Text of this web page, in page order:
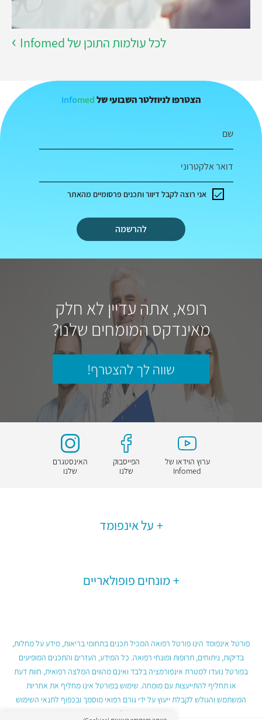
לכל עולמות התוכן של Infomed
הצטרפו לניוזלטר השבועי של Infomed
שם
דואר אלקטרוני
להרשמה
אני רוצה לקבל דיוור ותכנים פרסומיים מהאתר
רופא, אתה עדיין לא חלק
מאינדקס המומחים שלנו?
שווה לך להצטרף!
ערוץ הוידאו של
Infomed
הפייסבוק
שלנו
האינסטגרם
שלנו
על אינפומד
מונחים פופולאריים
פורטל אינפומד הינו פורטל רפואה המכיל תכנים בתחומי בריאות, מידע על מחלות,
בדיקות, ניתוחים, תרופות ומונחי רפואה. כל המידע, העזרים והתכנים המופיעים
בפורטל נועדו למטרת אינפורמציה בלבד ואינם מהווים המלצה רפואית, חוות דעת
או תחליף להתייעצות עם מומחה. שימוש בפורטל אינו מחליף את אחריות
המשתמש והגולש לקבלת ייעוץ על ידי גורם רפואי מוסמך ובכפוף לתנאי השימוש
בפורטל.